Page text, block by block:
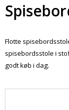
Flotte
spisebordsstole i
godt køb i dag.